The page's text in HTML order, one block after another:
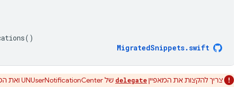
()
MigratedSnippets.swift
צריך להקצות את המאפייןdelegate של UNUserNotificationCenter ואת המאפיין